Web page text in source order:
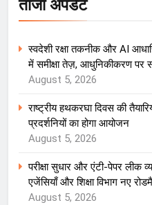
ताजा अपडेट
स्वदेशी रक्षा तकनीक और AI
में समीक्षा तेज़, आधुनिकीकरण पर
August 5, 2026
राष्ट्रीय हथकरघा दिवस की
प्रदर्शनियों का होगा आयोजन
August 5, 2026
परीक्षा सुधार और एंटी-पेपर लीक
एजेंसियाँ और शिक्षा विभाग नए
August 5, 2026